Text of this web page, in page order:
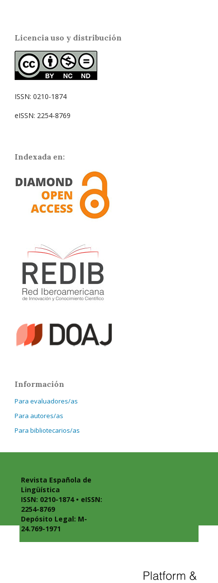
Licencia uso y distribución
ISSN: 0210-1874
eISSN: 2254-8769
Indexada en:
Información
Para evaluadores/as
Para autores/as
Para bibliotecarios/as
Revista Española de
Lingüística
ISSN: 0210-1874 • eISSN:
2254-8769
Depósito Legal: M-
24.769-1971